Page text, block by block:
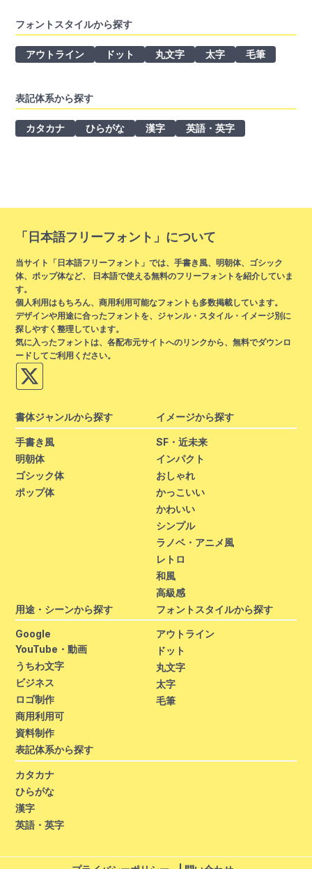
フォントスタイルから探す
アウトライン ドット 丸文字 太字 毛筆
表記体系から探す
カタカナ ひらがな 漢字 英語・英字
「日本語フリーフォント」について
当サイト「日本語フリーフォント」では、手書き風、明朝体、ゴシック
体、ポップ体など、 日本語で使える無料のフリーフォントを紹介していま
す。
個人利用はもちろん、商用利用可能なフォントも多数掲載しています。
デザインや用途に合ったフォントを、ジャンル・スタイル・イメージ別に
探しやすく整理しています。
気に入ったフォントは、各配布元サイトへのリンクから、無料でダウンロ
ードしてご利用ください。
書体ジャンルから探す
手書き風
明朝体
ゴシック体
ポップ体
イメージから探す
SF・近未来
インパクト
おしゃれ
かっこいい
かわいい
シンプル
ラノベ・アニメ風
レトロ
和風
高級感
用途・シーンから探す
Google
YouTube・動画
うちわ文字
ビジネス
ロゴ制作
商用利用可
資料制作
フォントスタイルから探す
アウトライン
ドット
丸文字
太字
毛筆
表記体系から探す
カタカナ
ひらがな
漢字
英語・英字